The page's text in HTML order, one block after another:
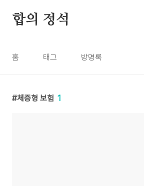
합의 정석
홈 태그 방명록
체증형 보험 1